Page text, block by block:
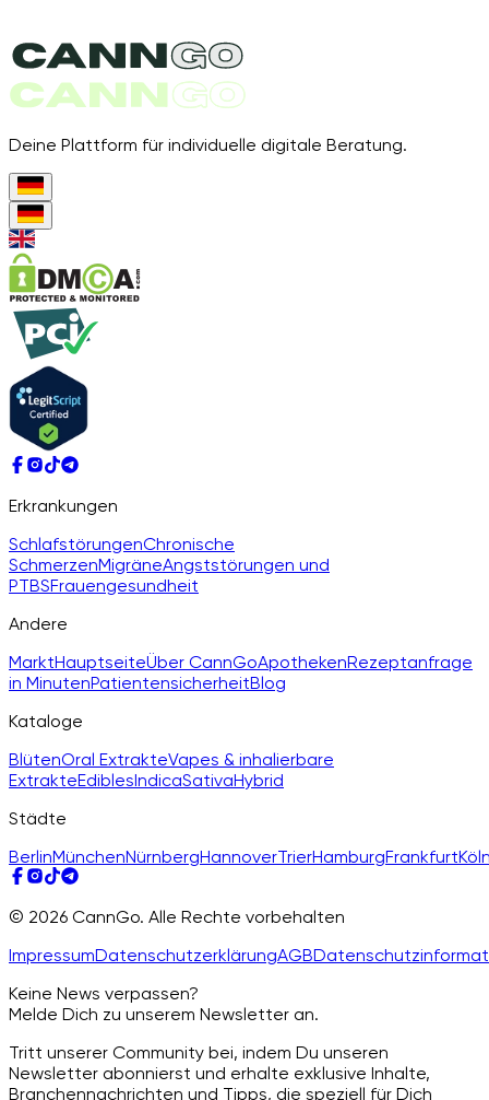
Deine Plattform für individuelle digitale Beratung.
Erkrankungen
SchlafstörungenChronische
SchmerzenMigräneAngststörungen und
PTBSFrauengesundheit
Andere
MarktHauptseiteÜber CannGoApothekenRezeptanfrage
in MinutenPatientensicherheitBlog
Kataloge
BlütenOral ExtrakteVapes & inhalierbare
ExtrakteEdiblesIndicaSativaHybrid
Städte
BerlinMünchenNürnbergHannoverTrierHamburgFrankfurt
© 2026 CannGo. Alle Rechte vorbehalten
ImpressumDatenschutzerklärungAGB
Keine News verpassen?
Melde Dich zu unserem Newsletter an.
Tritt unserer Community bei, indem Du unseren
Newsletter abonnierst und erhalte exklusive Inhalte,
Branchennachrichten und Tipps, die speziell für Dich